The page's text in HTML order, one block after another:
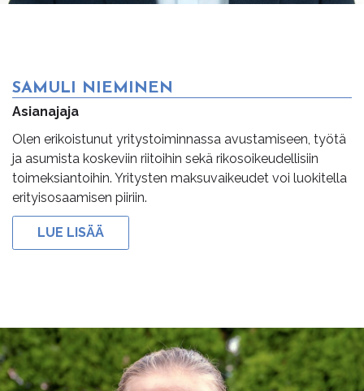
SAMULI NIEMINEN
Asianajaja
Olen erikoistunut yritystoiminnassa avustamiseen, työtä
ja asumista koskeviin riitoihin sekä rikosoikeudellisiin
toimeksiantoihin. Yritysten maksuvaikeudet voi luokitella
erityisosaamisen piiriin.
LUE LISÄÄ